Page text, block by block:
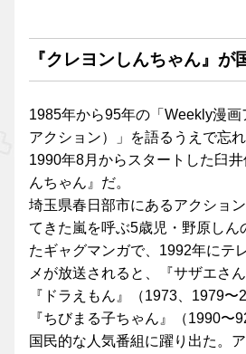
『クレヨンしんちゃん』が
1985年から95年の「Weekly漫画
アクション）」を語るうえで忘
1990年8月からスタートした臼
んちゃん』だ。
埼玉県春日部市にあるアクショ
てきた嵐を呼ぶ5歳児・野原しん
たギャグマンガで、1992年にテ
メが放送されると、『サザエさ
『ドラえもん』（1973、1979〜
『ちびまる子ちゃん』（1990〜
国民的な人気番組に躍り出た。